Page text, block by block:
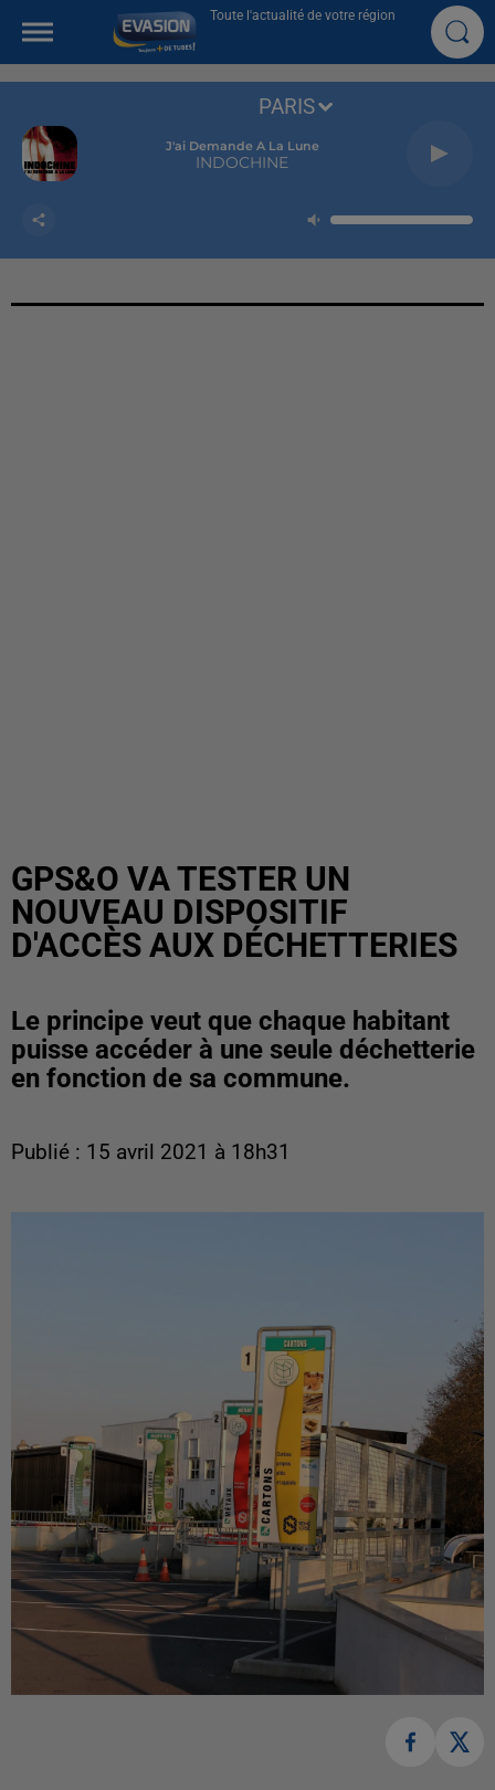
Toute l'actualité de votre région
J'ai Demande A La Lune
INDOCHINE
PARIS
GPS&O VA TESTER UN
NOUVEAU DISPOSITIF
D'ACCÈS AUX DÉCHETTERIES
Le principe veut que chaque habitant
puisse accéder à une seule déchetterie
en fonction de sa commune.
Publié : 15 avril 2021 à 18h31